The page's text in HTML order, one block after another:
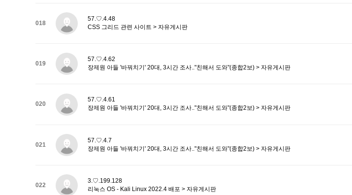
018
57.♡.4.48
CSS 그리드 관련 사이트 > 자유게시판
019
57.♡.4.62
장제원 아들 '바꿔치기' 20대, 3시간 조사.."친해서 도와"(종합2보) > 자유게시판
020
57.♡.4.61
장제원 아들 '바꿔치기' 20대, 3시간 조사.."친해서 도와"(종합2보) > 자유게시판
021
57.♡.4.7
장제원 아들 '바꿔치기' 20대, 3시간 조사.."친해서 도와"(종합2보) > 자유게시판
022
3.♡.199.128
리눅스 OS - Kali Linux 2022.4 배포 > 자유게시판